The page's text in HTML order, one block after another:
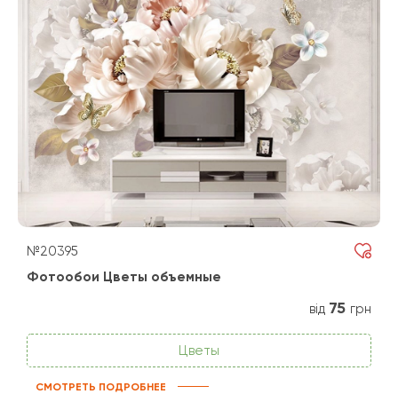
№20395
Фотообои Цветы объемные
від 75 грн
Цветы
СМОТРЕТЬ ПОДРОБНЕЕ